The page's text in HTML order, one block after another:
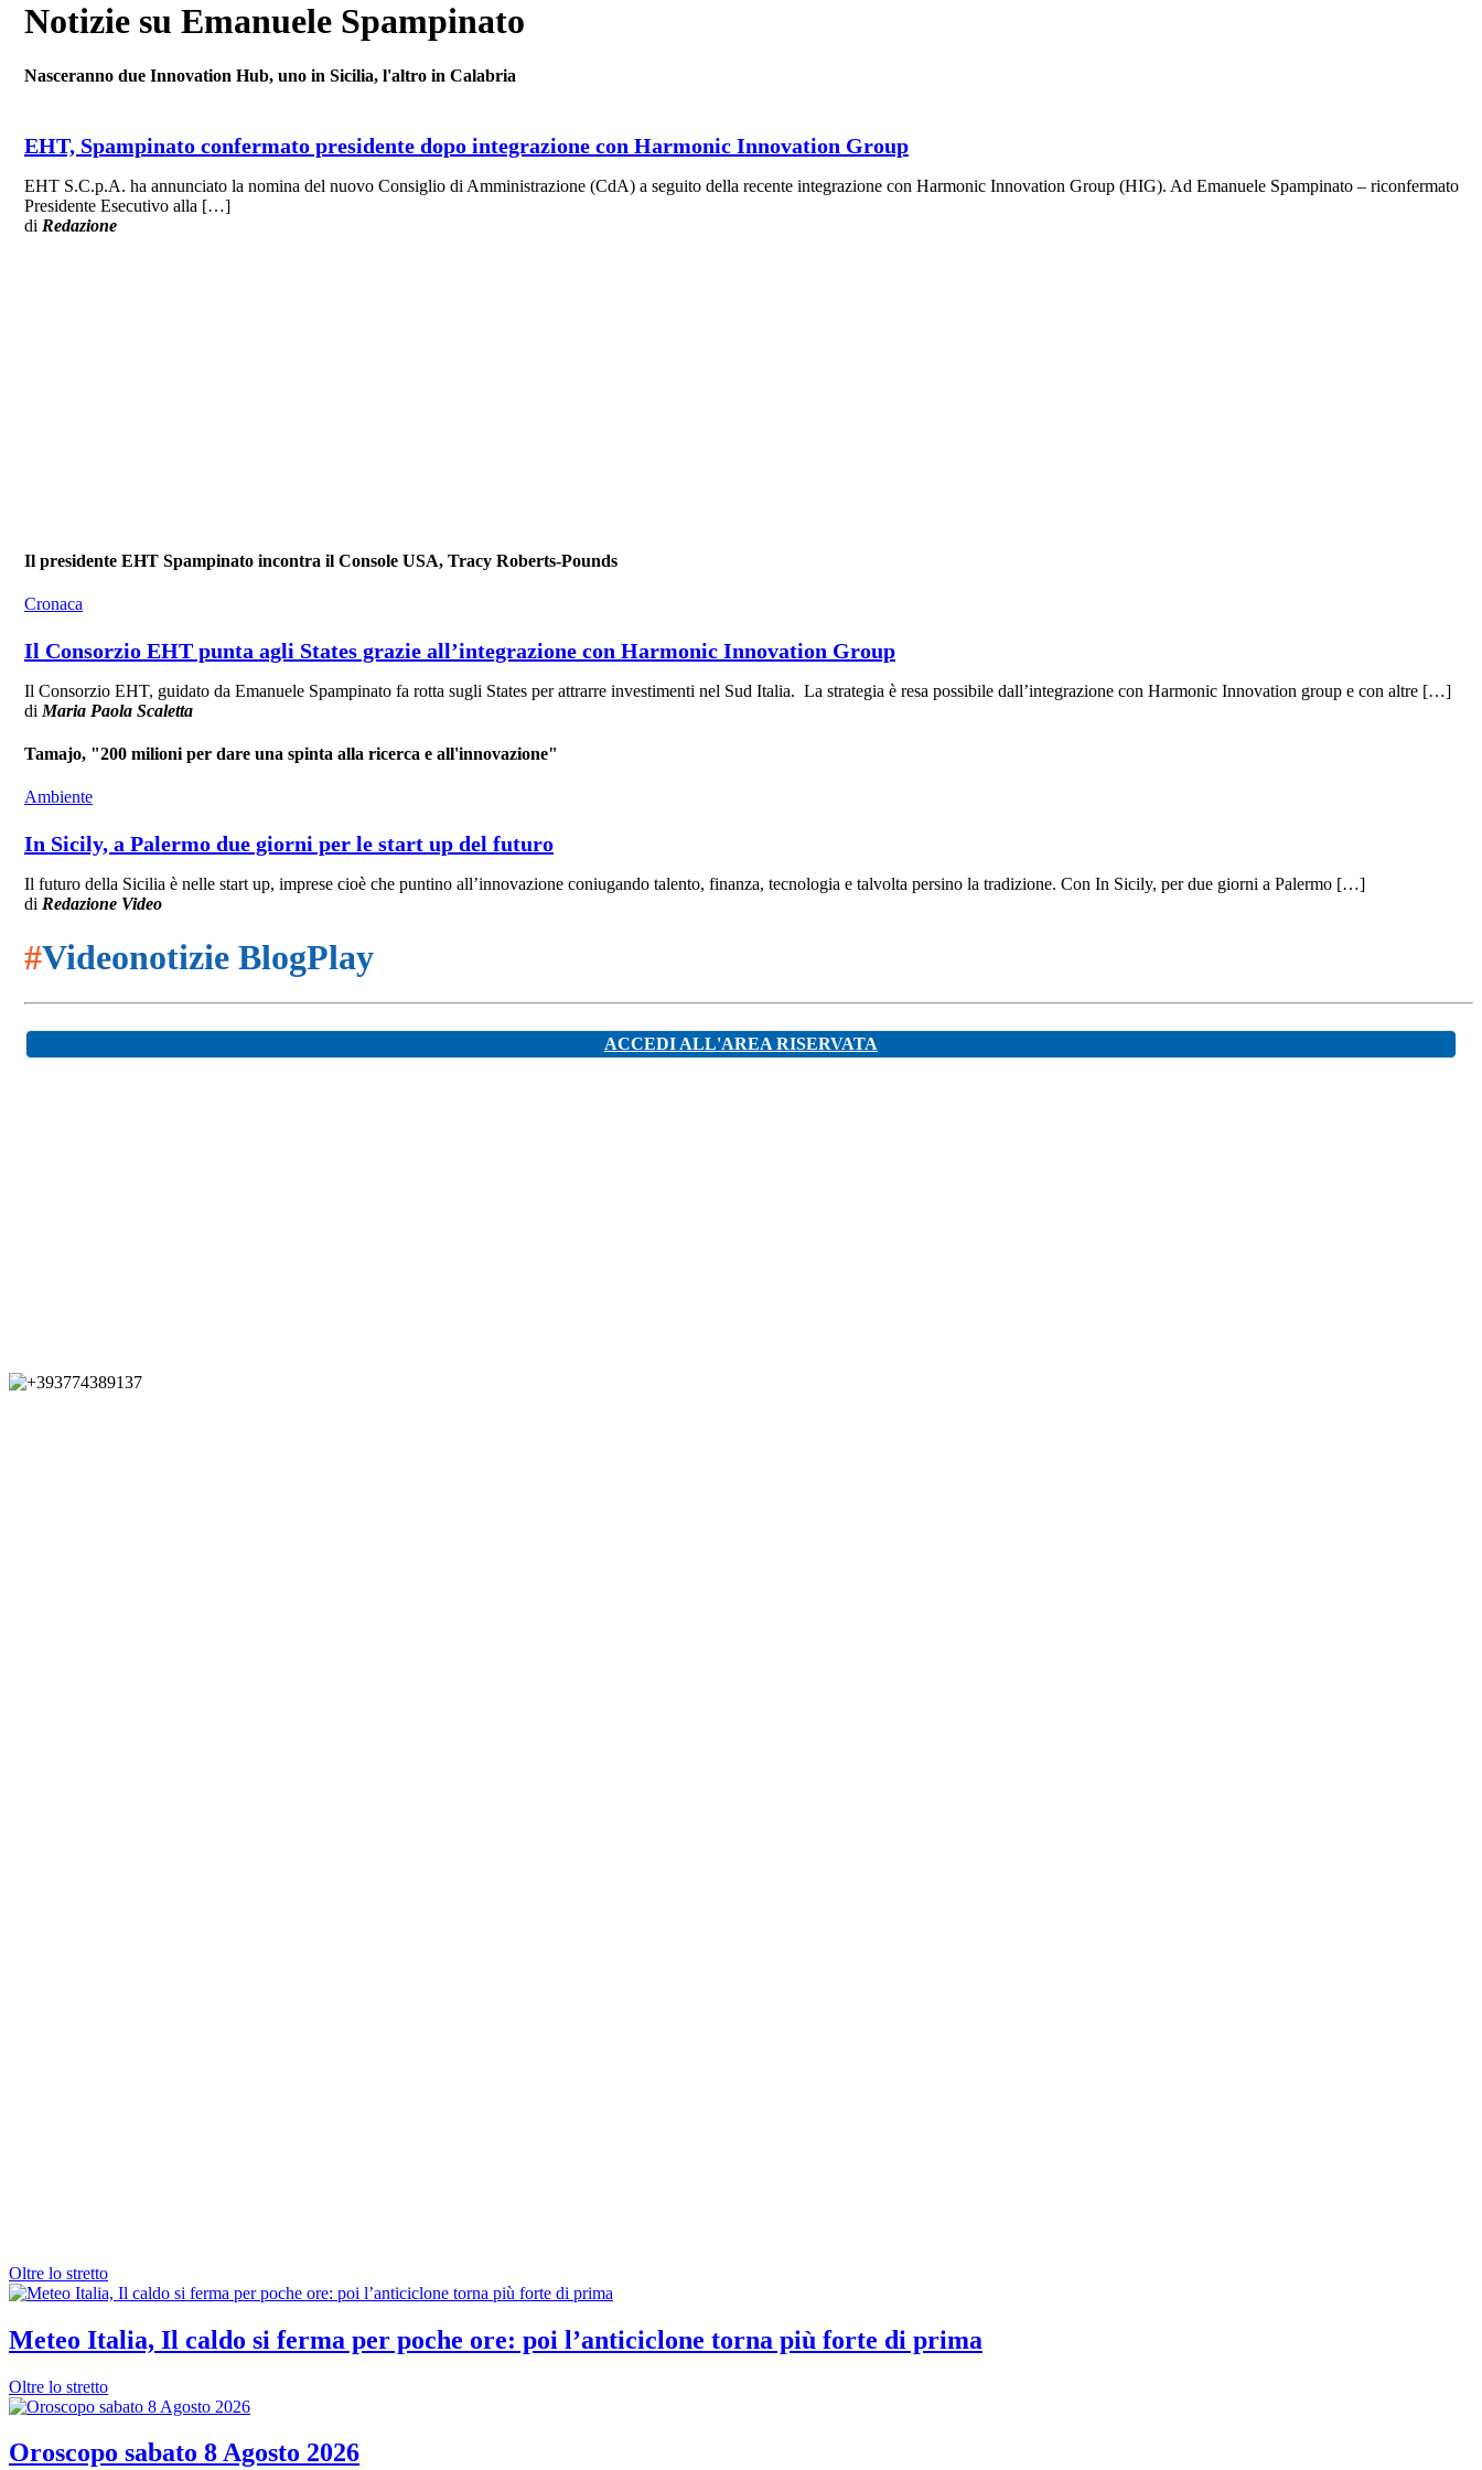
Notizie su Emanuele Spampinato
Nasceranno due Innovation Hub, uno in Sicilia, l'altro in Calabria
EHT, Spampinato confermato presidente dopo integrazione con Harmonic Innovation Group
EHT S.C.p.A. ha annunciato la nomina del nuovo Consiglio di Amministrazione (CdA) a seguito della recente integrazione con Harmonic Innovation Group (HIG). Ad Emanuele Spampinato – riconfermato
Presidente Esecutivo alla […]
di Redazione
Il presidente EHT Spampinato incontra il Console USA, Tracy Roberts-Pounds
Cronaca
Il Consorzio EHT punta agli States grazie all’integrazione con Harmonic Innovation Group
Il Consorzio EHT, guidato da Emanuele Spampinato fa rotta sugli States per attrarre investimenti nel Sud Italia. La strategia è resa possibile dall’integrazione con Harmonic Innovation group e con altre […]
di Maria Paola Scaletta
Tamajo, "200 milioni per dare una spinta alla ricerca e all'innovazione"
Ambiente
In Sicily, a Palermo due giorni per le start up del futuro
Il futuro della Sicilia è nelle start up, imprese cioè che puntino all’innovazione coniugando talento, finanza, tecnologia e talvolta persino la tradizione. Con In Sicily, per due giorni a Palermo […]
di Redazione Video
#Videonotizie BlogPlay
ACCEDI ALL'AREA RISERVATA
Oltre lo stretto
Meteo Italia, Il caldo si ferma per poche ore: poi l’anticiclone torna più forte di prima
Oltre lo stretto
Oroscopo sabato 8 Agosto 2026